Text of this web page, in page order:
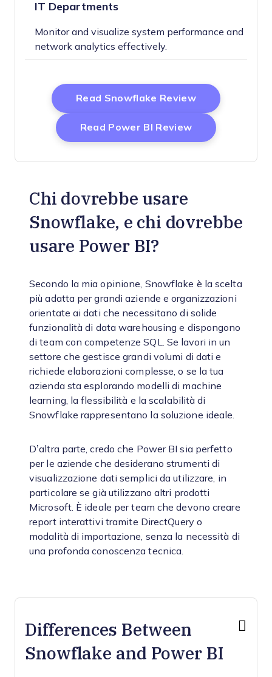
IT Departments
Monitor and visualize system performance and
network analytics effectively.
Read Snowflake ReviewOpens New
Read Power BI ReviewOpens New
Chi dovrebbe usare
Snowflake, e chi dovrebbe
usare Power BI?
Secondo la mia opinione, Snowflake è la scelta
più adatta per grandi aziende e organizzazioni
orientate ai dati che necessitano di solide
funzionalità di data warehousing e dispongono
di team con competenze SQL. Se lavori in un
settore che gestisce grandi volumi di dati e
richiede elaborazioni complesse, o se la tua
azienda sta esplorando modelli di machine
learning, la flessibilità e la scalabilità di
Snowflake rappresentano la soluzione ideale.
D’altra parte, credo che Power BI sia perfetto
per le aziende che desiderano strumenti di
visualizzazione dati semplici da utilizzare, in
particolare se già utilizzano altri prodotti
Microsoft. È ideale per team che devono creare
report interattivi tramite DirectQuery o
modalità di importazione, senza la necessità di
una profonda conoscenza tecnica.
Differences Between
Snowflake and Power BI